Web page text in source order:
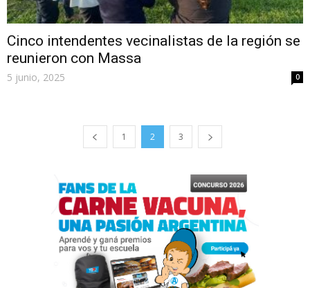
Cinco intendentes vecinalistas de la región se
reunieron con Massa
5 junio, 2025 0
1 2 3